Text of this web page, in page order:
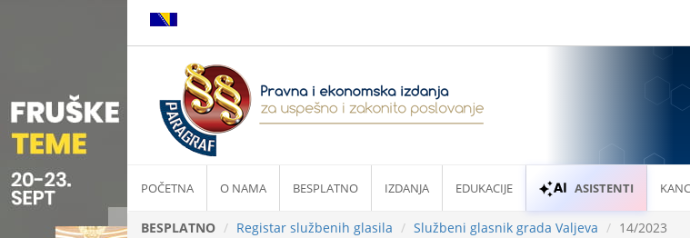
POČETNA O NAMA BESPLATNO IZDANJA EDUKACIJE ASISTENTI
BESPLATNO Registar službenih glasila Službeni glasnik grada Valjeva 14/2023